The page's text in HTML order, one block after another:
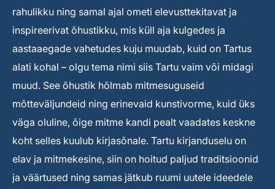
rahulikku ning samal ajal ometi elevusttekitavat ja
inspireerivat õhustikku, mis küll aja kulgedes ja
aastaaegade vahetudes kuju muudab, kuid on Tartus
alati kohal – olgu tema nimi siis Tartu vaim või midagi
muud. See õhustik hõlmab mitmesuguseid
mõtteväljundeid ning erinevaid kunstivorme, kuid üks
väga oluline, õige mitme kandi pealt vaadates keskne
koht selles kuulub kirjasõnale. Tartu kirjanduselu on
elav ja mitmekesine, siin on hoitud paljud traditsioonid
ja väärtused ning samas jätkub ruumi uutele ideedele